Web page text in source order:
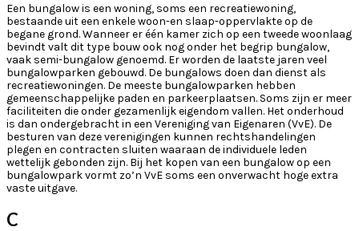
Een bungalow is een woning, soms een recreatiewoning,
bestaande uit een enkele woon-en slaap-oppervlakte op de
begane grond. Wanneer er één kamer zich op een tweede woonlaag
bevindt valt dit type bouw ook nog onder het begrip bungalow,
vaak semi-bungalow genoemd. Er worden de laatste jaren veel
bungalowparken gebouwd. De bungalows doen dan dienst als
recreatiewoningen. De meeste bungalowparken hebben
gemeenschappelijke paden en parkeerplaatsen. Soms zijn er meer
faciliteiten die onder gezamenlijk eigendom vallen. Het onderhoud
is dan ondergebracht in een Vereniging van Eigenaren (VvE). De
besturen van deze verenigingen kunnen rechtshandelingen
plegen en contracten sluiten waaraan de individuele leden
wettelijk gebonden zijn. Bij het kopen van een bungalow op een
bungalowpark vormt zo’n VvE soms een onverwacht hoge extra
vaste uitgave.
C